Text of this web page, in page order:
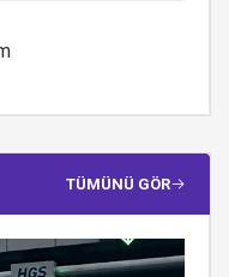
TÜMÜNÜ GÖR